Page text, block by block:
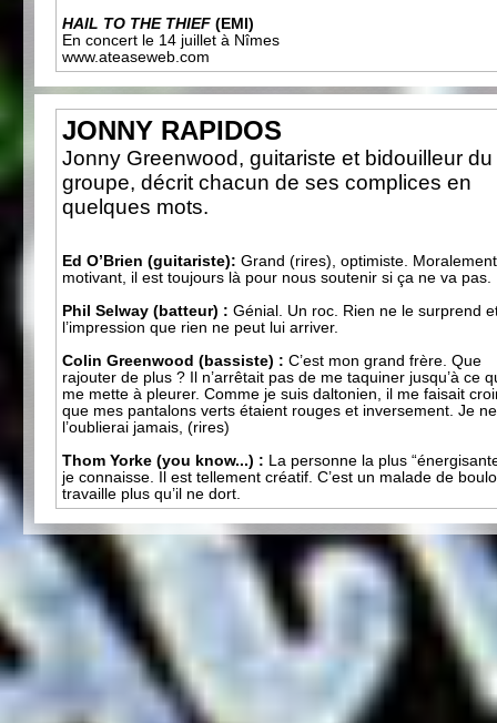
HAIL TO THE THIEF (EMI)
En concert le 14 juillet à Nîmes
www.ateaseweb.com
JONNY RAPIDOS
Jonny Greenwood, guitariste et bidouilleur du
groupe, décrit chacun de ses complices en
quelques mots.
Ed O’Brien (guitariste): Grand (rires), optimiste.
motivant, il est toujours là pour nous soutenir si ça ne va pas.
Phil Selway (batteur) : Génial. Un roc. Rien ne le surprend
l’impression que rien ne peut lui arriver.
Colin Greenwood (bassiste) : C’est mon grand frère. Que
rajouter de plus ? Il n’arrêtait pas de me taquiner jusqu’à ce
me mette à pleurer. Comme je suis daltonien, il me faisait
que mes pantalons verts étaient rouges et inversement. Je ne
l’oublierai jamais, (rires)
Thom Yorke (you know...) : La personne la plus
je connaisse. Il est tellement créatif. C’est un malade de
travaille plus qu’il ne dort.